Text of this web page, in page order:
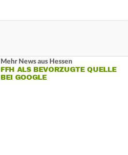
Mehr News aus Hessen
FFH ALS BEVORZUGTE QUELLE
BEI GOOGLE